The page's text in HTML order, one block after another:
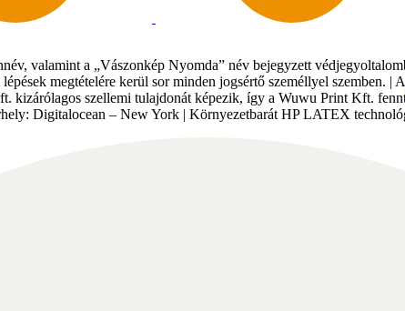
valamint a „Vászonkép Nyomda” név bejegyzett
megtételére kerül sor minden jogsértő személlyel szemben. | A
kizárólagos szellemi tulajdonát képezik, így a Wuwu Print Kft.
Digitalocean – New York | Környezetbarát HP LATEX